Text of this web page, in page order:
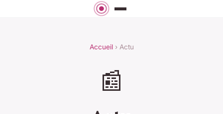
Accueil› Actu
📰